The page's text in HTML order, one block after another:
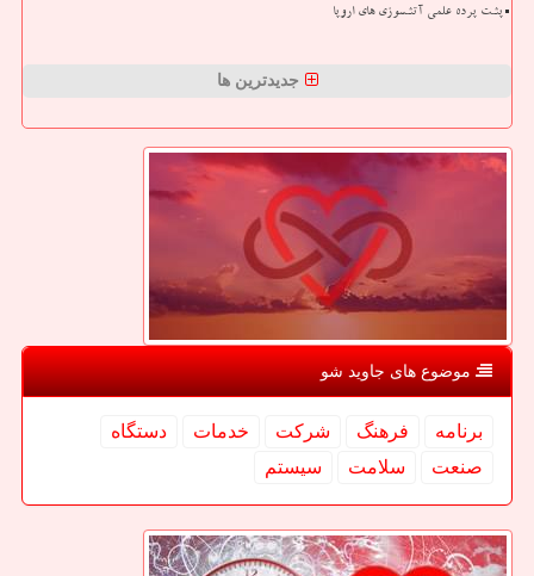
پشت پرده علمی آتشسوزی های اروپا
جدیدترین ها
موضوع های جاوید شو
برنامه فرهنگ شركت خدمات
دستگاه
صنعت
سلامت سیستم